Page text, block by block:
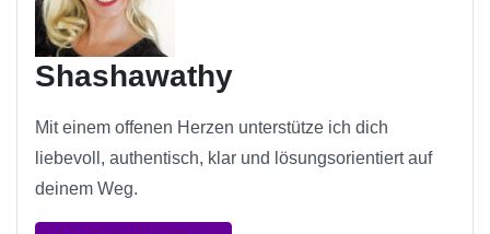
Shashawathy
Mit einem offenen Herzen unterstütze ich dich
liebevoll, authentisch, klar und lösungsorientiert auf
deinem Weg.